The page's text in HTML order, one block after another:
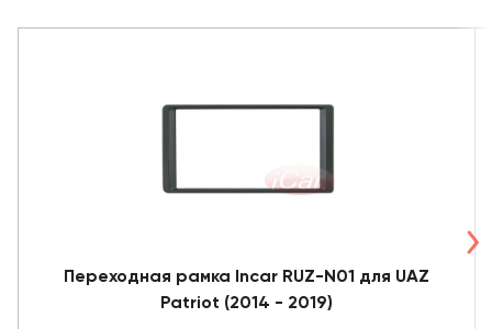
Переходная рамка Incar RUZ-N01 для UAZ
Patriot (2014 - 2019)